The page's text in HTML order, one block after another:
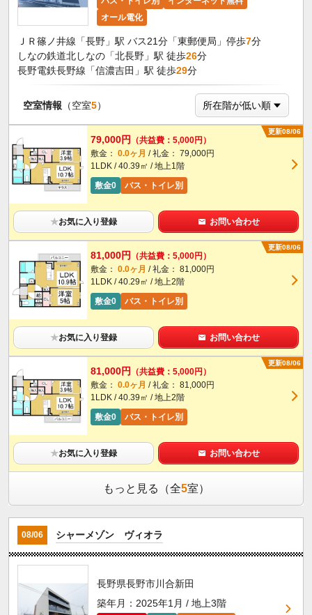
オール電化
ＪＲ篠ノ井線「長野」駅 バス21分「東郵便局」停歩7分
しなの鉄道北しなの「北長野」駅 徒歩26分
長野電鉄長野線「信濃吉田」駅 徒歩29分
空室情報 （空室5）
更新08/06
79,000円
（共益費：5,000円）
敷金： 0.0ヶ月 / 礼金： 79,000円
1LDK / 40.39㎡ / 地上1階
敷金0
バス・トイレ別
★お気に入り登録 お問い合わせ
更新08/06
81,000円
（共益費：5,000円）
敷金： 0.0ヶ月 / 礼金： 81,000円
1LDK / 40.29㎡ / 地上2階
敷金0
バス・トイレ別
★お気に入り登録 お問い合わせ
更新08/06
81,000円
（共益費：5,000円）
敷金： 0.0ヶ月 / 礼金： 81,000円
1LDK / 40.39㎡ / 地上2階
敷金0
バス・トイレ別
★お気に入り登録 お問い合わせ
もっと見る（全5室）
08/06 シャーメゾン ヴィオラ
長野県長野市川合新田
築年月：2025年1月 / 地上3階